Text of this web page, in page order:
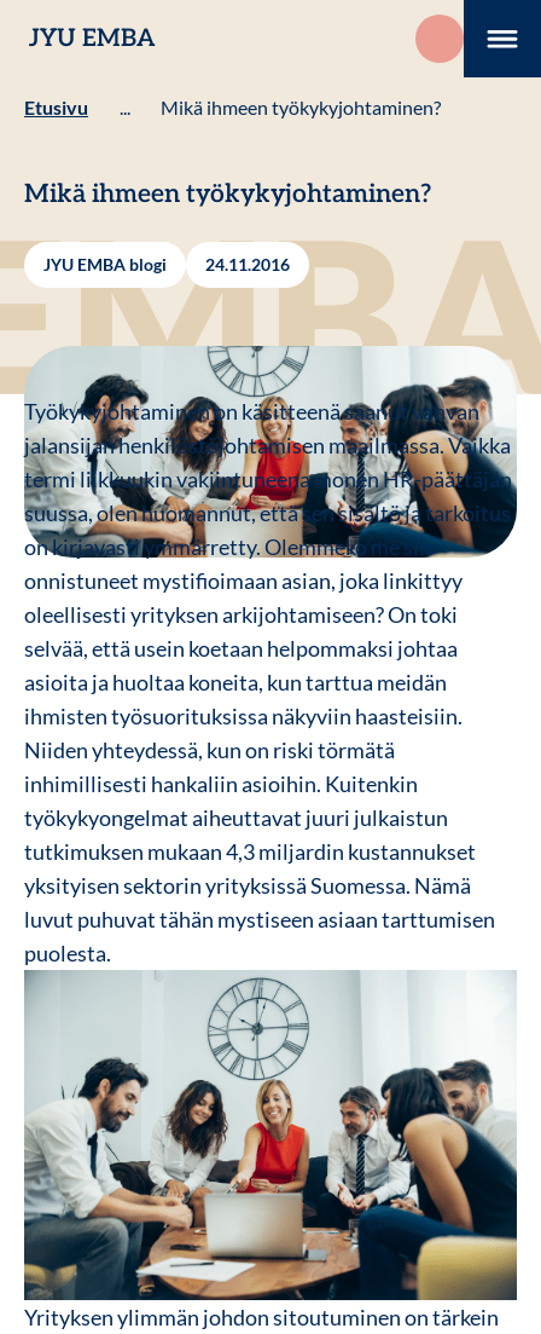
sisältöön
JYU EMBA
Etusivu ... Mikä ihmeen työkykyjohtaminen?
Mikä ihmeen työkykyjohtaminen?
JYU EMBA blogi 24.11.2016
Työkykyjohtaminen on käsitteenä saanut vahvan
jalansijan henkilöstöjohtamisen maailmassa. Vaikka
termi liikkuukin vakiintuneena monen HR-päättäjän
suussa, olen huomannut, että sen sisältö ja tarkoitus
on kirjavasti ymmärretty. Olemmeko me siis
onnistuneet mystifioimaan asian, joka linkittyy
oleellisesti yrityksen arkijohtamiseen? On toki
selvää, että usein koetaan helpommaksi johtaa
asioita ja huoltaa koneita, kun tarttua meidän
ihmisten työsuorituksissa näkyviin haasteisiin.
Niiden yhteydessä, kun on riski törmätä
inhimillisesti hankaliin asioihin. Kuitenkin
työkykyongelmat aiheuttavat juuri julkaistun
tutkimuksen mukaan 4,3 miljardin kustannukset
yksityisen sektorin yrityksissä Suomessa. Nämä
luvut puhuvat tähän mystiseen asiaan tarttumisen
puolesta.
Yrityksen ylimmän johdon sitoutuminen on tärkein